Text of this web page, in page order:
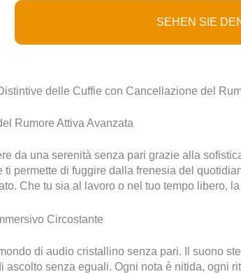
SEHEN SIE
delle Cuffie con Cancellazione del
Rumore Attiva Avanzata
da una serenità senza pari grazie alla
ti permette di fuggire dalla frenesia del
Che tu sia al lavoro o nel tuo tempo libero,
Circostante
di audio cristallino senza pari. Il suono
ascolto senza eguali. Ogni nota è nitida, ogni